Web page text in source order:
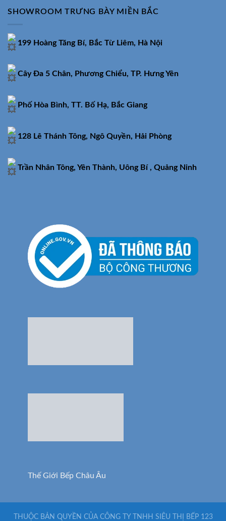
SHOWROOM TRƯNG BÀY MIỀN BẮC
199 Hoàng Tăng Bí, Bắc Từ Liêm, Hà Nội
Cây Đa 5 Chân, Phương Chiểu, TP. Hưng Yên
Phố Hòa Bình, TT. Bố Hạ, Bắc Giang
128 Lê Thánh Tông, Ngô Quyền, Hải Phòng
Trần Nhân Tông, Yên Thành, Uông Bí , Quảng Ninh
Thế Giới Bếp Châu Âu
THUỘC BẢN QUYỀN CỦA CÔNG TY TNHH SIÊU THỊ BẾP 123